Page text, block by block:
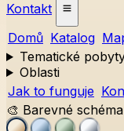
Kontakt
Domů Katalog
Tematické
Oblasti
Jak to funguje
🎨 Barevné